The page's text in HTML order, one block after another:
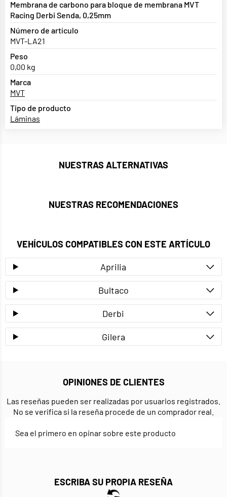
Membrana de carbono para bloque de membrana MVT
Racing Derbi Senda, 0,25mm
Número de artículo
MVT-LA21
Peso
0,00 kg
Marca
MVT
Tipo de producto
Láminas
NUESTRAS ALTERNATIVAS
NUESTRAS RECOMENDACIONES
VEHÍCULOS COMPATIBLES CON ESTE ARTÍCULO
Aprilia
Bultaco
Derbi
Gilera
OPINIONES DE CLIENTES
Las reseñas pueden ser realizadas por usuarios registrados.
No se verifica si la reseña procede de un comprador real.
Sea el primero en opinar sobre este producto
ESCRIBA SU PROPIA RESEÑA